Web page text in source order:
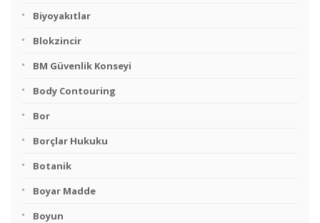
Biyoyakıtlar
Blokzincir
BM Güvenlik Konseyi
Body Contouring
Bor
Borçlar Hukuku
Botanik
Boyar Madde
Boyun